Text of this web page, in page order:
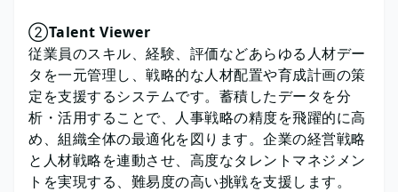
②Talent Viewer
従業員のスキル、経験、評価などあらゆる人材デー
タを一元管理し、戦略的な人材配置や育成計画の策
定を支援するシステムです。蓄積したデータを分
析・活用することで、人事戦略の精度を飛躍的に高
め、組織全体の最適化を図ります。企業の経営戦略
と人材戦略を連動させ、高度なタレントマネジメン
トを実現する、難易度の高い挑戦を支援します。